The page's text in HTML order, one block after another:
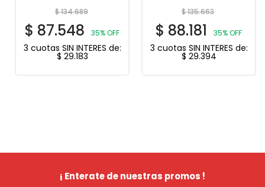
$134.689
$ 87.548 35% OFF
3 cuotas SIN INTERES de:
$ 29.183
$135.663
$ 88.181 35% OFF
3 cuotas SIN INTERES de:
$ 29.394
¡ Enterate de nuestras promos !